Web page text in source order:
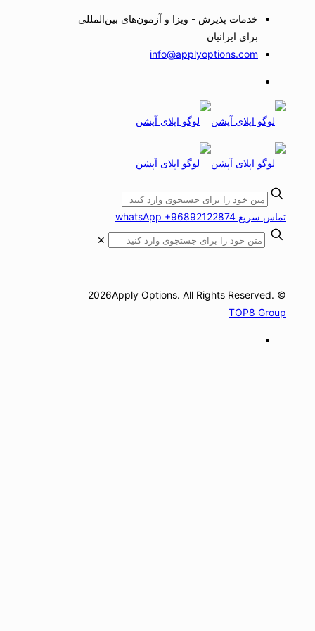
خدمات پذیرش - ویزا و آزمون‌های بین‌المللی
برای ایرانیان
info@applyoptions.com
تماس سریع whatsApp +96892122874
✕
© 2026Apply Options. All Rights Reserved.
TOP8 Group